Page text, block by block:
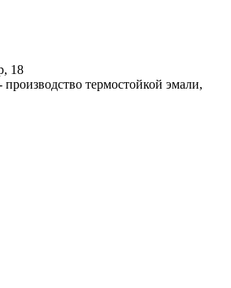
18
термостойкой эмали,